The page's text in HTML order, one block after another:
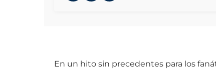
En un hito sin precedentes para los